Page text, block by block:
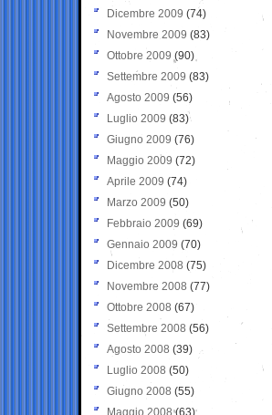
Dicembre 2009 (74)
Novembre 2009 (83)
Ottobre 2009 (90)
Settembre 2009 (83)
Agosto 2009 (56)
Luglio 2009 (83)
Giugno 2009 (76)
Maggio 2009 (72)
Aprile 2009 (74)
Marzo 2009 (50)
Febbraio 2009 (69)
Gennaio 2009 (70)
Dicembre 2008 (75)
Novembre 2008 (77)
Ottobre 2008 (67)
Settembre 2008 (56)
Agosto 2008 (39)
Luglio 2008 (50)
Giugno 2008 (55)
Maggio 2008(63)